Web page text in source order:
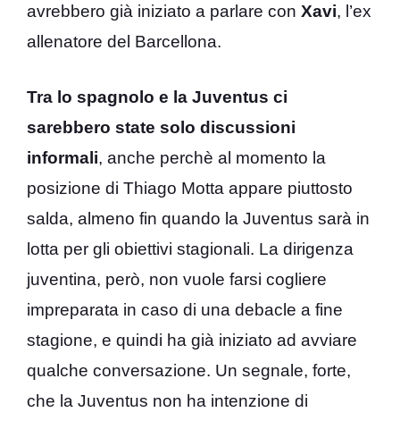
avrebbero già iniziato a parlare con Xavi, l’ex
allenatore del Barcellona.
Tra lo spagnolo e la Juventus ci
sarebbero state solo discussioni
informali, anche perchè al momento la
posizione di Thiago Motta appare piuttosto
salda, almeno fin quando la Juventus sarà in
lotta per gli obiettivi stagionali. La dirigenza
juventina, però, non vuole farsi cogliere
impreparata in caso di una debacle a fine
stagione, e quindi ha già iniziato ad avviare
qualche conversazione. Un segnale, forte,
che la Juventus non ha intenzione di